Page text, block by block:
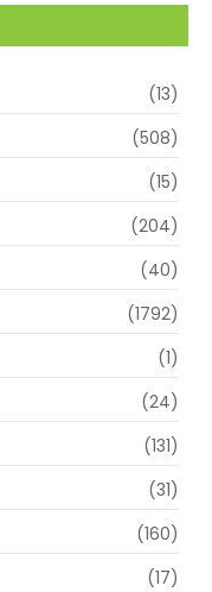
(13)
(508)
(15)
(204)
(40)
(1792)
(1)
(24)
(131)
(31)
(160)
(17)